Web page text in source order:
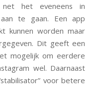
het eveneens in
te gaan. Een app
kunnen worden maar
Dit geeft een
mogelijk om eerdere
wel. Daarnaast
voor betere